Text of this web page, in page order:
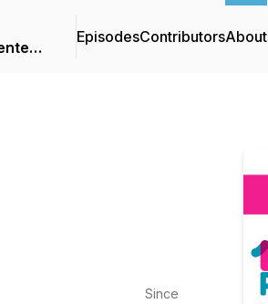
EpisodesContributorsAbout
Since